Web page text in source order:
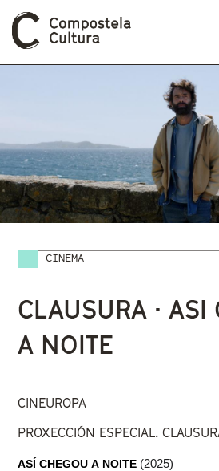
CINEMA
Vostede está aquí
CLAUSURA · ASI
A NOITE
CINEUROPA
PROXECCIÓN ESPECIAL.
ASÍ CHEGOU A NOITE (2025)